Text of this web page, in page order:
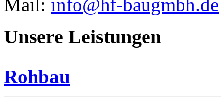
Mail: info@hf-baugmbh.de
Unsere Leistungen
Rohbau